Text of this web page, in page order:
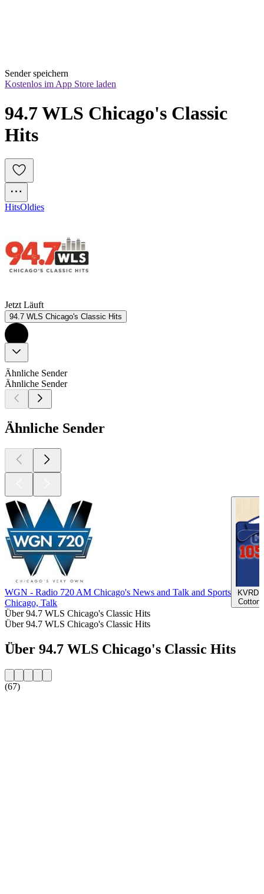
Sender speichern
Kostenlos im App Store laden
94.7 WLS Chicago's Classic
Hits
HitsOldies
Jetzt Läuft
94.7 WLS Chicago's Classic Hits
Ähnliche Sender
Ähnliche Sender
Ähnliche Sender
WGN - Radio 720 AM Chicago's News and Talk and Sports
Chicago, Talk
KVRD
Über 94.7 WLS Chicago's Classic Hits
Über 94.7 WLS Chicago's Classic Hits
Über 94.7 WLS Chicago's Classic Hits
(67)